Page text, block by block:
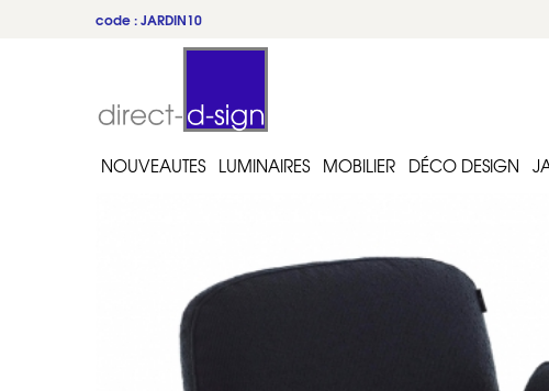
code : JARDIN10
NOUVEAUTES LUMINAIRES MOBILIER DÉCO DESIGN